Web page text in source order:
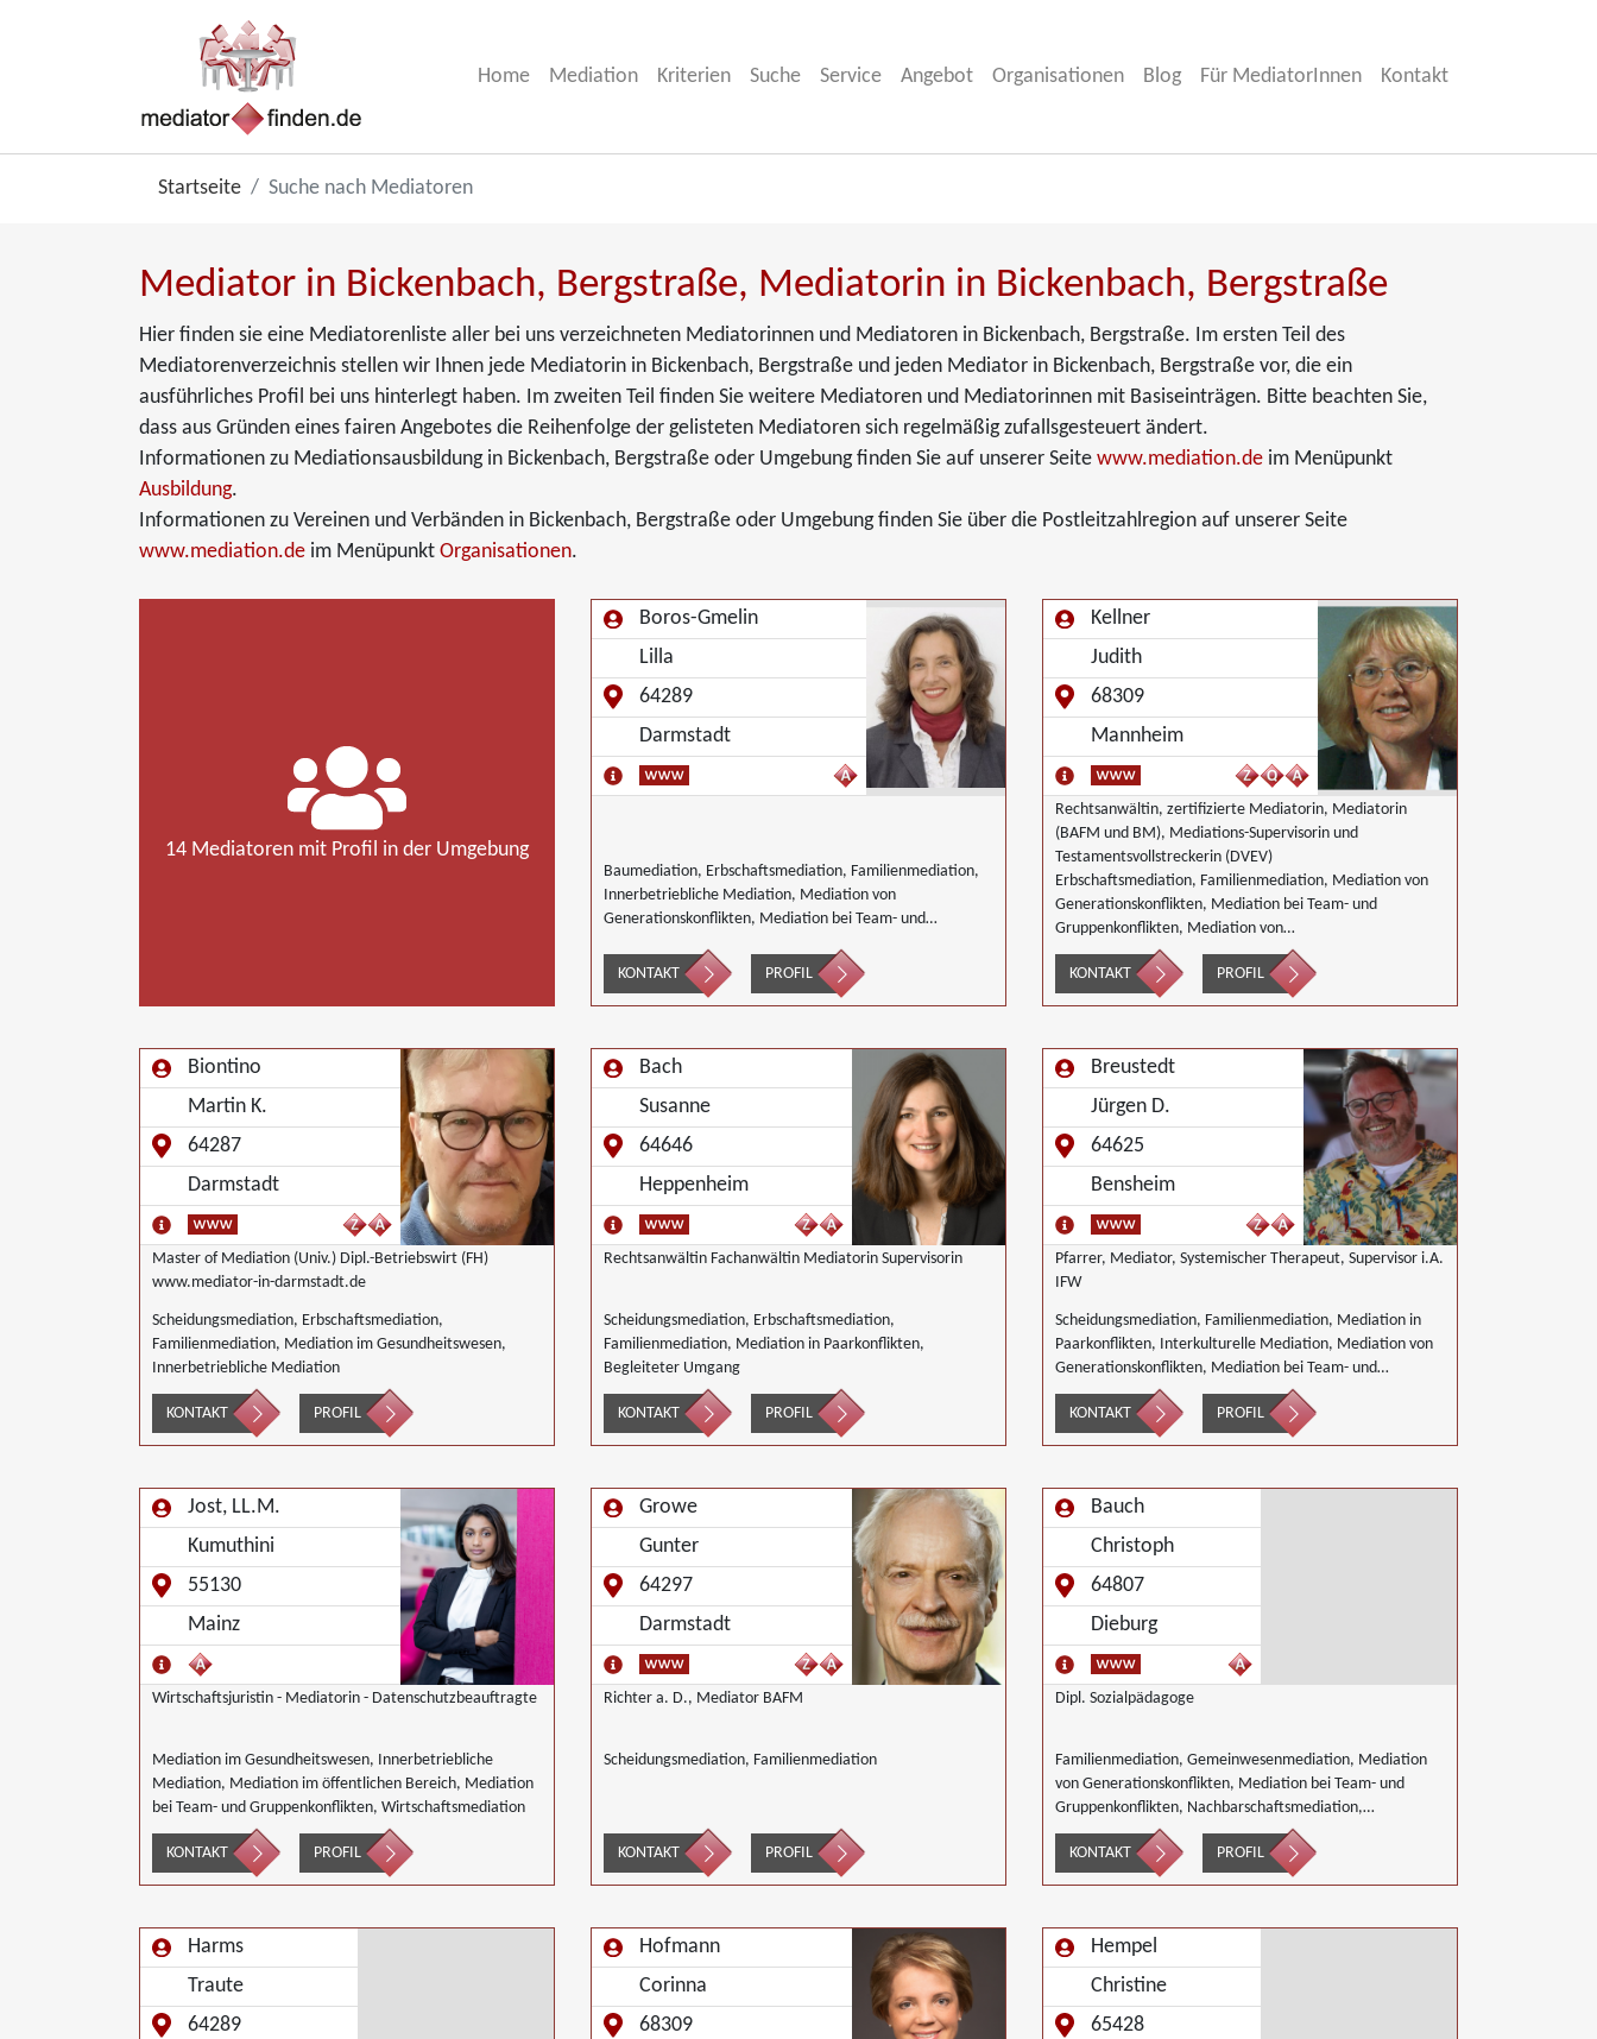
Home Mediation Kriterien Suche Service Angebot Organisationen Blog Für MediatorInnen Kontakt
Startseite Suche nach Mediatoren
Mediator in Bickenbach, Bergstraße, Mediatorin in Bickenbach, Bergstraße
Hier finden sie eine Mediatorenliste aller bei uns verzeichneten Mediatorinnen und Mediatoren in Bickenbach, Bergstraße. Im ersten Teil des
Mediatorenverzeichnis stellen wir Ihnen jede Mediatorin in Bickenbach, Bergstraße und jeden Mediator in Bickenbach, Bergstraße vor, die ein
ausführliches Profil bei uns hinterlegt haben. Im zweiten Teil finden Sie weitere Mediatoren und Mediatorinnen mit Basiseinträgen. Bitte beachten Sie,
dass aus Gründen eines fairen Angebotes die Reihenfolge der gelisteten Mediatoren sich regelmäßig zufallsgesteuert ändert.
Informationen zu Mediationsausbildung in Bickenbach, Bergstraße oder Umgebung finden Sie auf unserer Seite www.mediation.de im Menüpunkt
Ausbildung.
Informationen zu Vereinen und Verbänden in Bickenbach, Bergstraße oder Umgebung finden Sie über die Postleitzahlregion auf unserer Seite
www.mediation.de im Menüpunkt Organisationen.
14 Mediatoren mit Profil in der Umgebung
Boros-Gmelin
Lilla
64289
Darmstadt
Baumediation, Erbschaftsmediation, Familienmediation,
Innerbetriebliche Mediation, Mediation von
Generationskonflikten, Mediation bei Team- und
Unternehmensnachfolgen, Nachbarschaftsmediation,
Schulmediation, Wirtschaftsmediation
KONTAKT PROFIL
Kellner
Judith
68309
Mannheim
Rechtsanwältin, zertifizierte Mediatorin, Mediatorin
(BAFM und BM), Mediations-Supervisorin und
Testamentsvollstreckerin (DVEV)
Erbschaftsmediation, Familienmediation, Mediation von
Generationskonflikten, Mediation bei Team- und
Gruppenkonflikten, Mediation von
Unternehmensnachfolgen, Nachbarschaftsmediation,
Wirtschaftsmediation
KONTAKT PROFIL
Biontino
Martin K.
64287
Darmstadt
Master of Mediation (Univ.) Dipl.-Betriebswirt (FH)
www.mediator-in-darmstadt.de
Scheidungsmediation, Erbschaftsmediation,
Familienmediation, Mediation im Gesundheitswesen,
Innerbetriebliche Mediation
KONTAKT PROFIL
Bach
Susanne
64646
Heppenheim
Rechtsanwältin Fachanwältin Mediatorin Supervisorin
Scheidungsmediation, Erbschaftsmediation,
Familienmediation, Mediation in Paarkonflikten,
Begleiteter Umgang
KONTAKT PROFIL
Breustedt
Jürgen D.
64625
Bensheim
Pfarrer, Mediator, Systemischer Therapeut, Supervisor i.A.
IFW
Scheidungsmediation, Familienmediation, Mediation in
Paarkonflikten, Interkulturelle Mediation, Mediation von
Generationskonflikten, Mediation bei Team- und
Gruppenkonflikten, Nachbarschaftsmediation,
Schulmediation
KONTAKT PROFIL
Jost, LL.M.
Kumuthini
55130
Mainz
Wirtschaftsjuristin - Mediatorin - Datenschutzbeauftragte
Mediation im Gesundheitswesen, Innerbetriebliche
Mediation, Mediation im öffentlichen Bereich, Mediation
bei Team- und Gruppenkonflikten, Wirtschaftsmediation
KONTAKT PROFIL
Growe
Gunter
64297
Darmstadt
Richter a. D., Mediator BAFM
Scheidungsmediation, Familienmediation
KONTAKT PROFIL
Bauch
Christoph
64807
Dieburg
Dipl. Sozialpädagoge
Familienmediation, Gemeinwesenmediation, Mediation
von Generationskonflikten, Mediation bei Team- und
Gruppenkonflikten, Nachbarschaftsmediation,
Schulmediation
KONTAKT
PROFIL
Harms
Traute
64289
Hofmann
Corinna
68309
Hempel
Christine
65428